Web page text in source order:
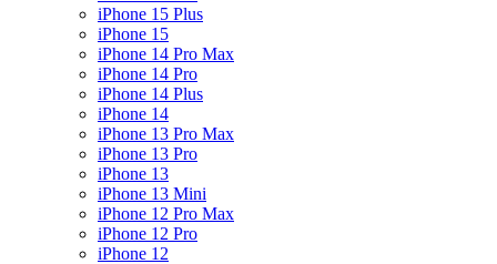
iPhone 15 Plus
iPhone 15
iPhone 14 Pro Max
iPhone 14 Pro
iPhone 14 Plus
iPhone 14
iPhone 13 Pro Max
iPhone 13 Pro
iPhone 13
iPhone 13 Mini
iPhone 12 Pro Max
iPhone 12 Pro
iPhone 12